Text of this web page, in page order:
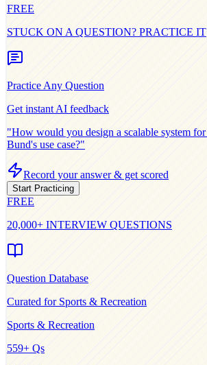
FREE
STUCK ON A QUESTION? PRACTICE IT
Practice Any Question
Get instant AI feedback
"How would you design a scalable system for
Bund's use case?"
Record your answer & get scored
Start Practicing
FREE
20,000+ INTERVIEW QUESTIONS
Question Database
Curated for Sports & Recreation
Sports & Recreation
559+ Qs